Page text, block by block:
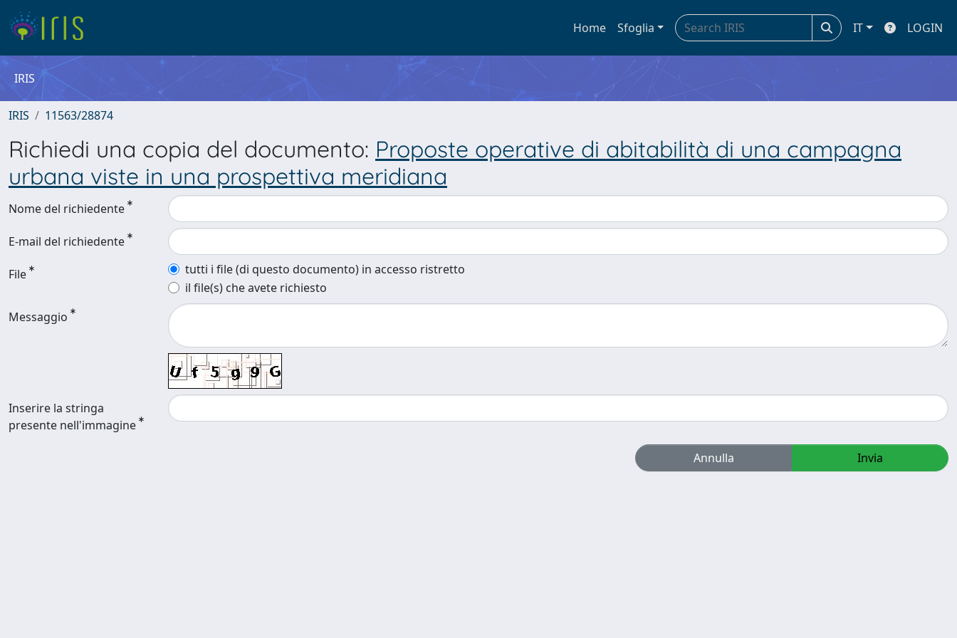
Home Sfoglia IT LOGIN
IRIS
IRIS 11563/28874
Richiedi una copia del documento: Proposte operative di abitabilità di una campagna
urbana viste in una prospettiva meridiana
Nome del richiedente
E-mail del richiedente
File
tutti i file (di questo documento) in accesso ristretto
il file(s) che avete richiesto
Messaggio
Inserire la stringa
presente nell'immagine
Annulla Invia